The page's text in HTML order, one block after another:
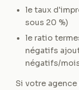
le taux
sous 20 %)
le ratio
négatifs
négatifs/
Si votre